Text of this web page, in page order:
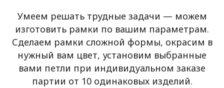
Умеем решать трудные задачи — можем
изготовить рамки по вашим параметрам.
Сделаем рамки сложной формы, окрасим в
нужный вам цвет, установим выбранные
вами петли при индивидуальном заказе
партии от 10 одинаковых изделий.